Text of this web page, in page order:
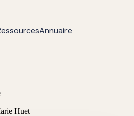
Annuaire
Huet